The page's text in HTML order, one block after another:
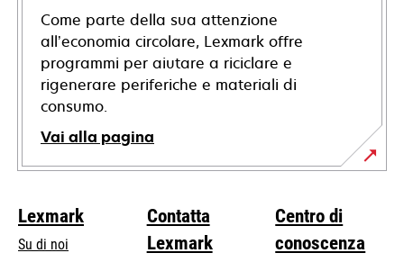
Come parte della sua attenzione
all’economia circolare, Lexmark offre
programmi per aiutare a riciclare e
rigenerare periferiche e materiali di
consumo.
Vai alla pagina
Lexmark
Su di noi
Contatta
Lexmark
Centro di
conoscenza